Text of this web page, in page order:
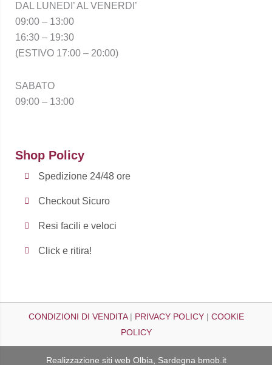
DAL LUNEDI’ AL VENERDI’
09:00 – 13:00
16:30 – 19:30
(ESTIVO 17:00 – 20:00)
SABATO
09:00 – 13:00
Shop Policy
Spedizione 24/48 ore
Checkout Sicuro
Resi facili e veloci
Click e ritira!
CONDIZIONI DI VENDITA| PRIVACY POLICY| COOKIE
POLICY
Realizzazione siti web Olbia, Sardegna bmob.it